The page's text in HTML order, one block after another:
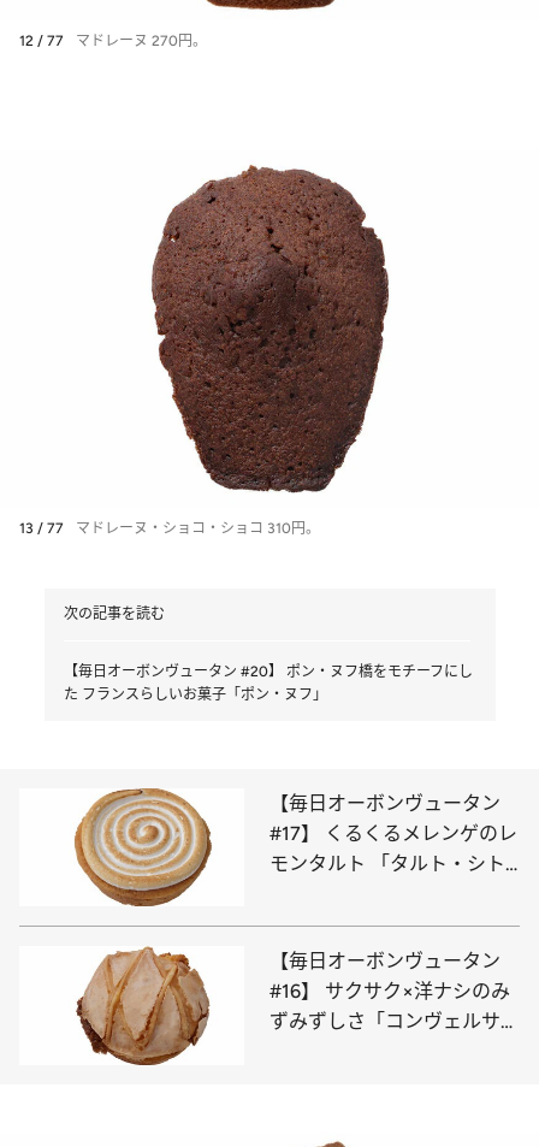
12 / 77 マドレーヌ 270円。
13 / 77 マドレーヌ・ショコ・ショコ 310円。
次の記事を読む
【毎日オーボンヴュータン #20】 ポン・ヌフ橋をモチーフにし
た フランスらしいお菓子「ポン・ヌフ」
【毎日オーボンヴュータン
#17】 くるくるメレンゲのレ
モンタルト 「タルト・シト
【毎日オーボンヴュータン
#16】 サクサク×洋ナシのみ
ずみずしさ「コンヴェルサシ